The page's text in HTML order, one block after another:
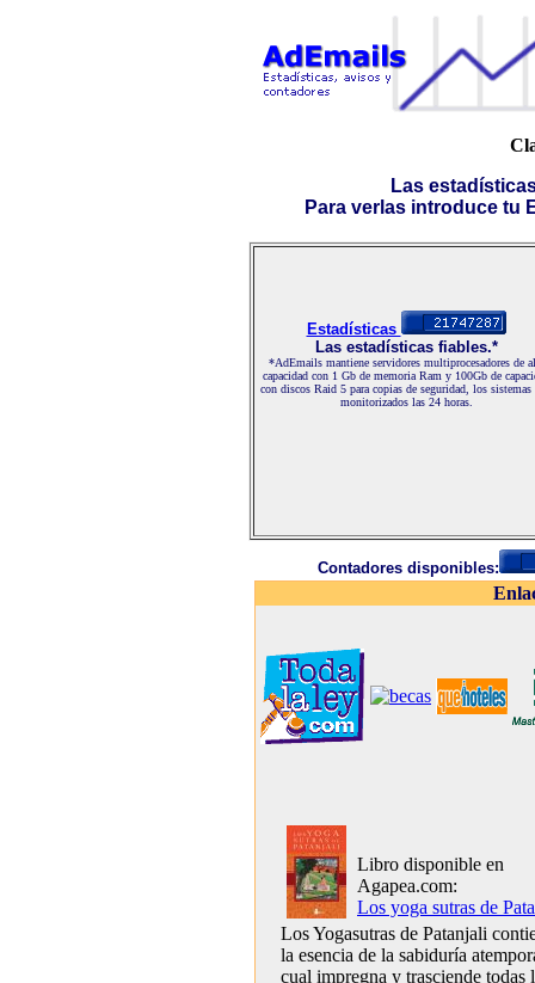
Las
Para verlas introduce tu
Estadísticas
Las estadísticas fiables.*
*AdEmails mantiene servidores multiprocesadores de
capacidad con 1 Gb de memoria Ram y 100Gb de
con discos Raid 5 para copias de seguridad, los sistemas
monitorizados las 24 horas.
Contadores disponibles:
Libro disponible en
Agapea.com:
Los yoga sutras de
Los Yogasutras de Patanjali
la esencia de la sabiduría
cual impregna y trasciende todas